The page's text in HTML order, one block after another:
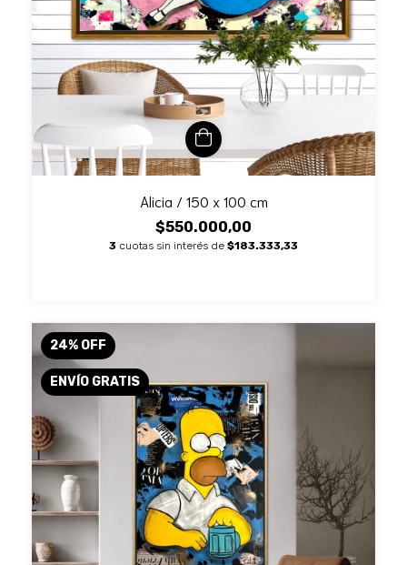
Alicia / 150 x 100 cm
$550.000,00
3 cuotas sin interés de $183.333,33
24% OFF
ENVÍO GRATIS